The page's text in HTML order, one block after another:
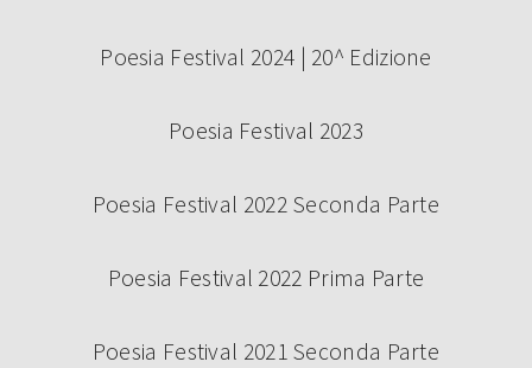
Poesia Festival 2024 | 20^ Edizione
Poesia Festival 2023
Poesia Festival 2022 Seconda Parte
Poesia Festival 2022 Prima Parte
Poesia Festival 2021 Seconda Parte